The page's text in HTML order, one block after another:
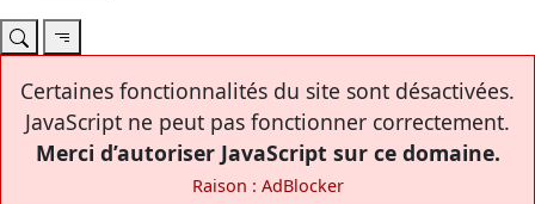
Certaines fonctionnalités du site sont désactivées.
JavaScript ne peut pas fonctionner correctement.
Merci d’autoriser JavaScript sur ce domaine.
Raison : AdBlocker